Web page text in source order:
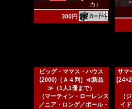
カ）
300円
ビッグ・ママス・ハウス
(2000)［Ａ４判］≪新品
≫（1人1冊まで）
（マーティン・ローレンス
／ニア・ロング／ポール・
サマ
（
イ